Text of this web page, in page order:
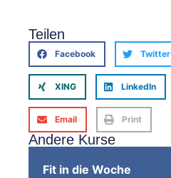
Teilen
Facebook Twitter
XING LinkedIn
Email Print
Andere Kurse
Fit in die Woche